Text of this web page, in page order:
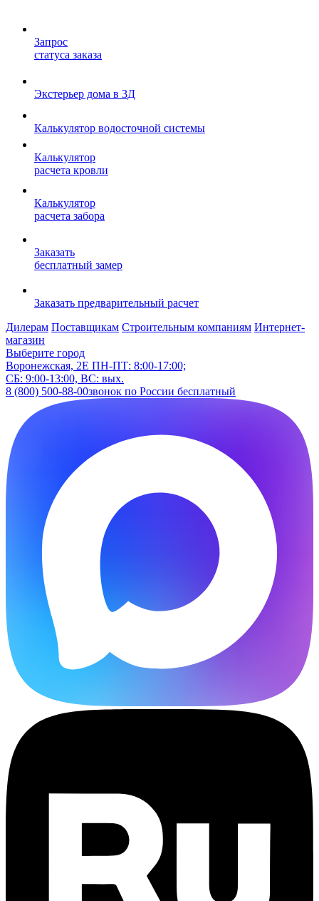
Запрос
статуса заказа
Экстерьер дома в 3Д
Калькулятор водосточной системы
Калькулятор
расчета кровли
Калькулятор
расчета забора
Заказать
бесплатный замер
Заказать предварительный расчет
Дилерам Поставщикам Строительным компаниям Интернет-
магазин
Выберите город
Воронежская, 2Е ПН-ПТ: 8:00-17:00;
СБ: 9:00-13:00, ВС: вых.
8 (800) 500-88-00звонок по России бесплатный